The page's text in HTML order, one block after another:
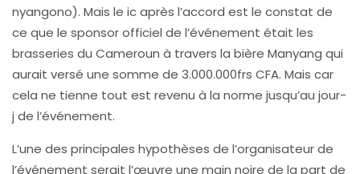
nyangono). Mais le ic après l’accord est le constat de
ce que le sponsor officiel de l’événement était les
brasseries du Cameroun à travers la bière Manyang qui
aurait versé une somme de 3.000.000frs CFA. Mais car
cela ne tienne tout est revenu à la norme jusqu’au jour-
j de l’événement.
L’une des principales hypothèses de l’organisateur de
l’événement serait l’œuvre une main noire de la part de